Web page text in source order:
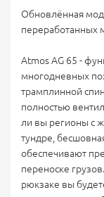
Обновлённая
переработанных
Atmos AG 65 -
многодневных
трамплинной
полностью
ли вы регионы с
тундре,
обеспечивают
переноске
рюкзаке вы